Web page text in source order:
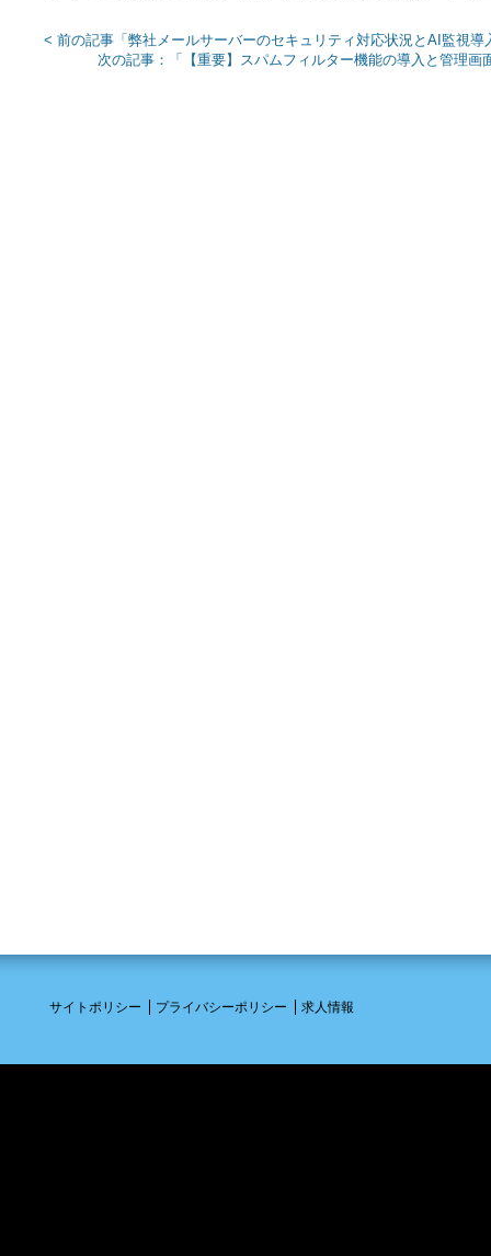
< 前の記事「弊社メールサーバーのセキュリティ対応状況とAI監視導
次の記事：「【重要】スパムフィルター機能の導入と管理画
サイトポリシー プライバシーポリシー 求人情報